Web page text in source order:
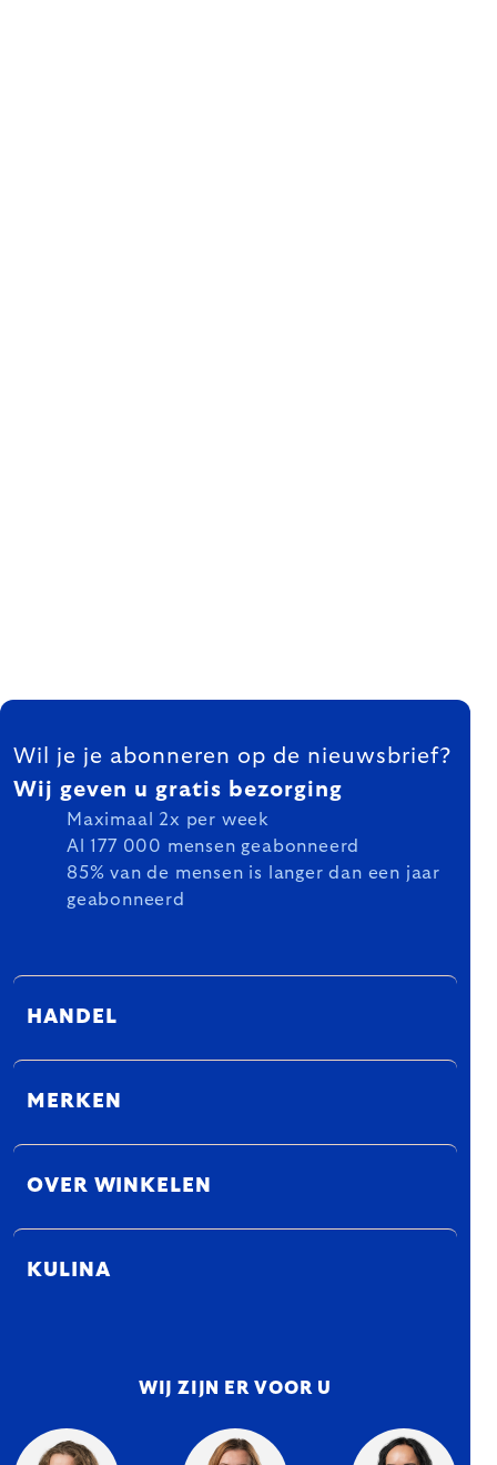
FOOTER
Wil je je abonneren op de nieuwsbrief?
Wij geven u gratis bezorging
Maximaal 2x per week
Al 177 000 mensen geabonneerd
85% van de mensen is langer dan een jaar
geabonneerd
HANDEL
MERKEN
OVER WINKELEN
KULINA
WIJ ZIJN ER VOOR U